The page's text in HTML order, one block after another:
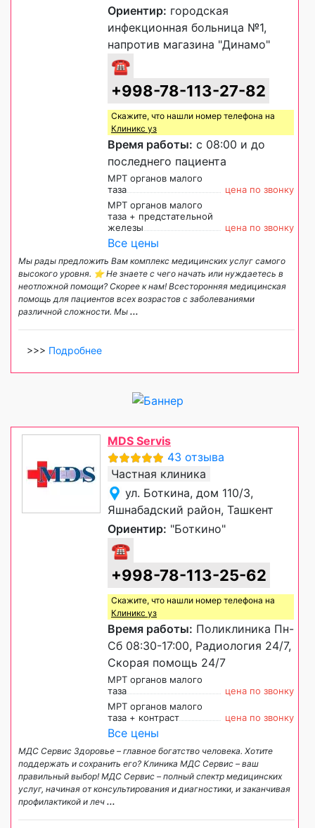
Ориентир: городская
инфекционная больница №1,
напротив магазина "Динамо"
☎
+998-78-113-27-82
Скажите, что нашли номер телефона на
Клиникс уз
Время работы: с 08:00 и до
последнего пациента
МРТ органов малого
таза
цена по звонку
МРТ органов малого
таза + предстательной
железы
цена по звонку
Все цены
Мы рады предложить Вам комплекс медицинских услуг самого
высокого уровня. ⭐️ Не знаете с чего начать или нуждаетесь в
неотложной помощи? Скорее к нам! Всесторонняя медицинская
помощь для пациентов всех возрастов с заболеваниями
различной сложности. Мы ...
>>> Подробнее
MDS Servis
43 отзыва
Частная клиника
ул. Боткина, дом 110/3,
Яшнабадский район, Ташкент
Ориентир: "Боткино"
☎
+998-78-113-25-62
Скажите, что нашли номер телефона на
Клиникс уз
Время работы: Поликлиника Пн-
Сб 08:30-17:00, Радиология 24/7,
Скорая помощь 24/7
МРТ органов малого
таза
цена по звонку
МРТ органов малого
таза + контраст
цена по звонку
Все цены
МДС Сервис Здоровье – главное богатство человека. Хотите
поддержать и сохранить его? Клиника МДС Сервис – ваш
правильный выбор! МДС Сервис – полный спектр медицинских
услуг, начиная от консультирования и диагностики, и заканчивая
профилактикой и леч ...